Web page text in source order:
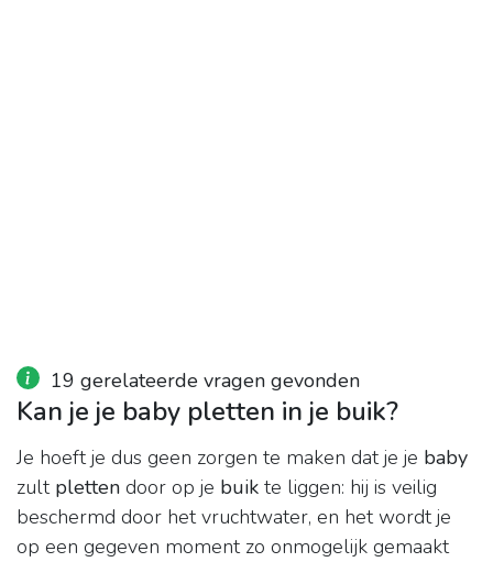
19 gerelateerde vragen gevonden
Kan je je baby pletten in je buik?
Je hoeft je dus geen zorgen te maken dat je je baby
zult pletten door op je buik te liggen: hij is veilig
beschermd door het vruchtwater, en het wordt je
op een gegeven moment zo onmogelijk gemaakt